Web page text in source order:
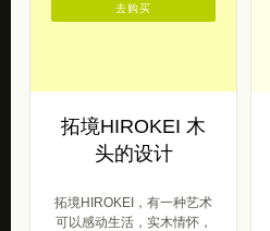
拓境HIROKEI 木
头的设计
拓境HIROKEI，有一种艺术
可以感动生活，实木情怀，
去购买